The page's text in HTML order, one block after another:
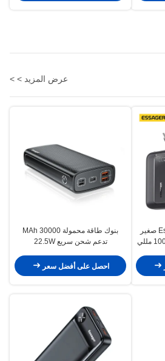
عرض المزيد > >
باور بنك Essager ES-D024 صغير
22.5 واط بشاشة رقمية 10000 مللي
بنوك طاقة محمولة 30000 MAh
تدعم شحن سريع 22.5W
احصل على أفضل سعر